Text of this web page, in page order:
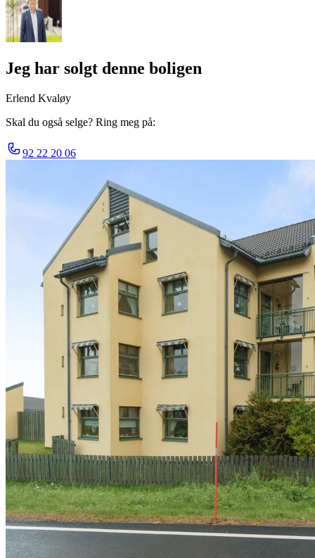
Jeg har solgt denne boligen
Erlend Kvaløy
Skal du også selge? Ring meg på:
92 22 20 06